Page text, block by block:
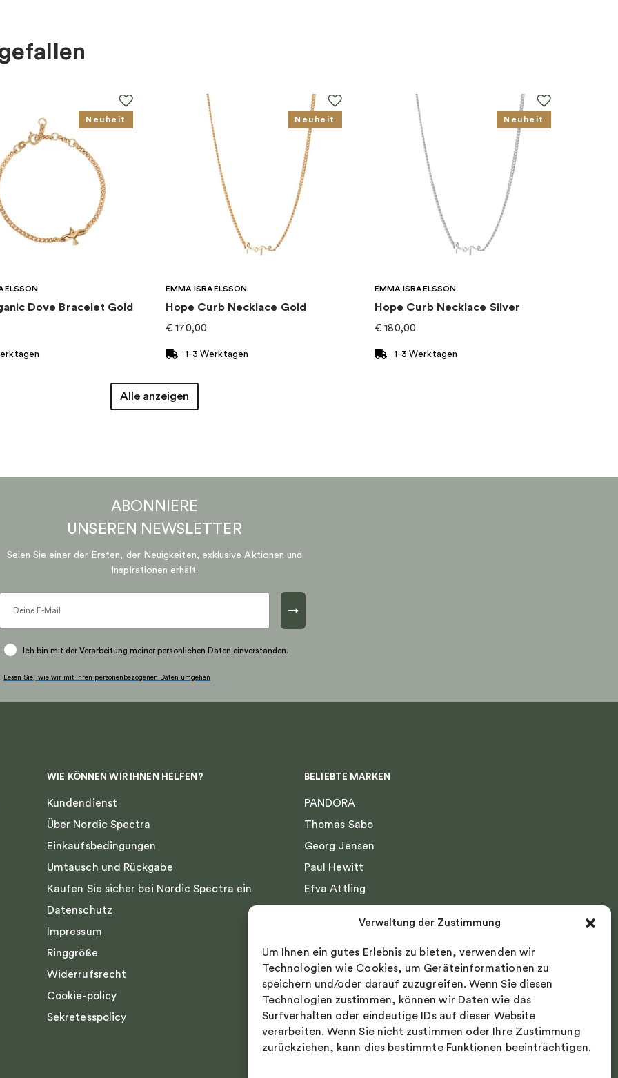
Verwaltung der Zustimmung
Um Ihnen ein gutes Erlebnis zu bieten, verwenden wir
Technologien wie Cookies, um Geräteinformationen zu
speichern und/oder darauf zuzugreifen. Wenn Sie diesen
Technologien zustimmen, können wir Daten wie das
Surfverhalten oder eindeutige IDs auf dieser Website
verarbeiten. Wenn Sie nicht zustimmen oder Ihre Zustimmung
zurückziehen, kann dies bestimmte Funktionen beeinträchtigen.
Neuheit
Dove Bracelet Gold
Neuheit
EMMA ISRAELSSON
Hope Curb Necklace Gold
€ 170,00
1-3 Werktagen
Neuheit
EMMA ISRAELSSON
Hope Curb Necklace Silver
€ 180,00
1-3 Werktagen
Alle anzeigen
ABONNIERE
UNSEREN NEWSLETTER
Seien Sie einer der Ersten, der Neuigkeiten, exklusive Aktionen und
Inspirationen erhält.
→
Ich bin mit der Verarbeitung meiner persönlichen Daten einverstanden.
Lesen Sie, wie wir mit Ihren personenbezogenen Daten umgehen
WIE KÖNNEN WIR IHNEN HELFEN?
Kundendienst
Über Nordic Spectra
Einkaufsbedingungen
Umtausch und Rückgabe
Kaufen Sie sicher bei Nordic Spectra ein
Datenschutz
Impressum
Ringgröße
Widerrufsrecht
Cookie-policy
Sekretesspolicy
BELIEBTE MARKEN
PANDORA
Thomas Sabo
Georg Jensen
Paul Hewitt
Efva Attling
Nordic Spectra